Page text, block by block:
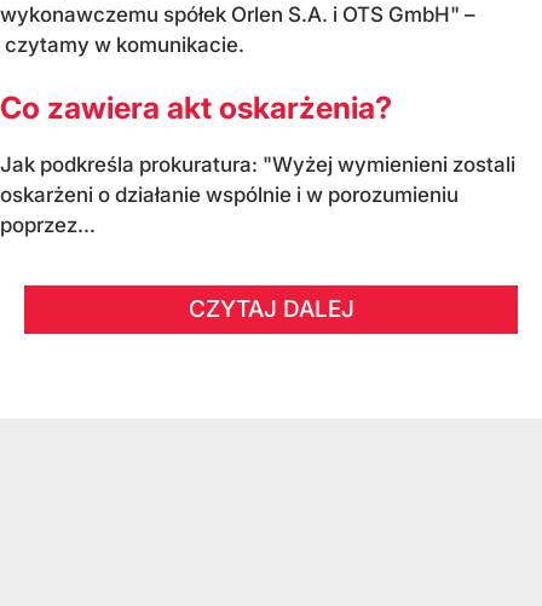
wykonawczemu spółek Orlen S.A. i OTS GmbH" –
czytamy w komunikacie.
Co zawiera akt oskarżenia?
Jak podkreśla prokuratura: "Wyżej wymienieni zostali
oskarżeni o działanie wspólnie i w porozumieniu
poprzez...
CZYTAJ DALEJ